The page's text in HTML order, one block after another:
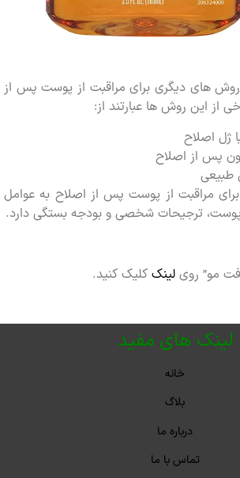
دیگری برای مراقبت از پوست پس از
روش ها عبارتند از:
از اصلاح
از پوست پس از اصلاح به عوامل
ترجیحات شخصی و بودجه بستگی دارد.
رویلینک کلیک کنید.
های مفید
درباره ما
تماس با ما